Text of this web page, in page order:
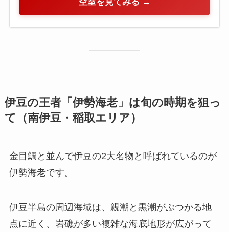
伊豆の王者「伊勢海老」は旬の時期を狙っ
て（南伊豆・稲取エリア）
金目鯛と並んで伊豆の2大名物と呼ばれているのが
伊勢海老です。
伊豆半島の周辺海域は、親潮と黒潮がぶつかる地
点に近く、岩礁が多い複雑な海底地形が広がって